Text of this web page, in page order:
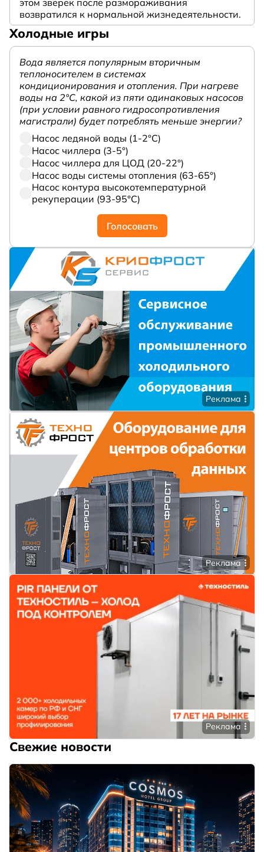
этом зверек после размораживания
возвратился к нормальной жизнедеятельности.
Холодные игры
Вода является популярным вторичным
теплоносителем в системах
кондиционирования и отопления. При нагреве
воды на 2°С, какой из пяти одинаковых насосов
(при условии равного гидросопротивления
магистрали) будет потреблять меньше энергии?
Насос ледяной воды (1-2°С)
Насос чиллера (3-5°)
Насос чиллера для ЦОД (20-22°)
Насос воды системы отопления (63-65°)
Насос контура высокотемпературной
рекуперации (93-95°С)
Голосовать
Реклама
Реклама
Реклама
Свежие новости